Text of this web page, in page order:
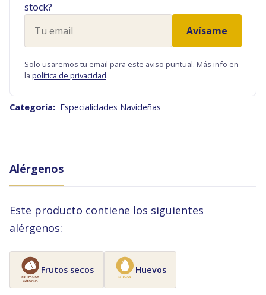
stock?
email
Avísame
Solo usaremos tu email para este aviso puntual. Más info en
la política de privacidad.
Categoría: Especialidades Navideñas
Alérgenos
Este producto contiene los siguientes
alérgenos:
Frutos secos Huevos